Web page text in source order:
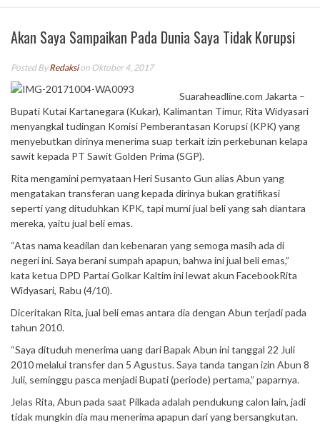
Akan Saya Sampaikan Pada Dunia Saya Tidak Korupsi
Posted ByRedaksion Oktober 4, 2017
Suaraheadline.com Jakarta –
Bupati Kutai Kartanegara (Kukar), Kalimantan Timur, Rita Widyasari
menyangkal tudingan Komisi Pemberantasan Korupsi (KPK) yang
menyebutkan dirinya menerima suap terkait izin perkebunan kelapa
sawit kepada PT Sawit Golden Prima (SGP).
Rita mengamini pernyataan Heri Susanto Gun alias Abun yang
mengatakan transferan uang kepada dirinya bukan gratifikasi
seperti yang dituduhkan KPK, tapi murni jual beli yang sah diantara
mereka, yaitu jual beli emas.
“Atas nama keadilan dan kebenaran yang semoga masih ada di
negeri ini. Saya berani sumpah apapun, bahwa ini jual beli emas,”
kata ketua DPD Partai Golkar Kaltim ini lewat akun FacebookRita
Widyasari, Rabu (4/10).
Diceritakan Rita, jual beli emas antara dia dengan Abun terjadi pada
tahun 2010.
“Saya dituduh menerima uang dari Bapak Abun ini tanggal 22 Juli
2010 melalui transfer dan 5 Agustus. Saya tanda tangan izin Abun 8
Juli, seminggu pasca menjadi Bupati (periode) pertama,” paparnya.
Jelas Rita, Abun pada saat Pilkada adalah pendukung calon lain, jadi
tidak mungkin dia mau menerima apapun dari yang bersangkutan.